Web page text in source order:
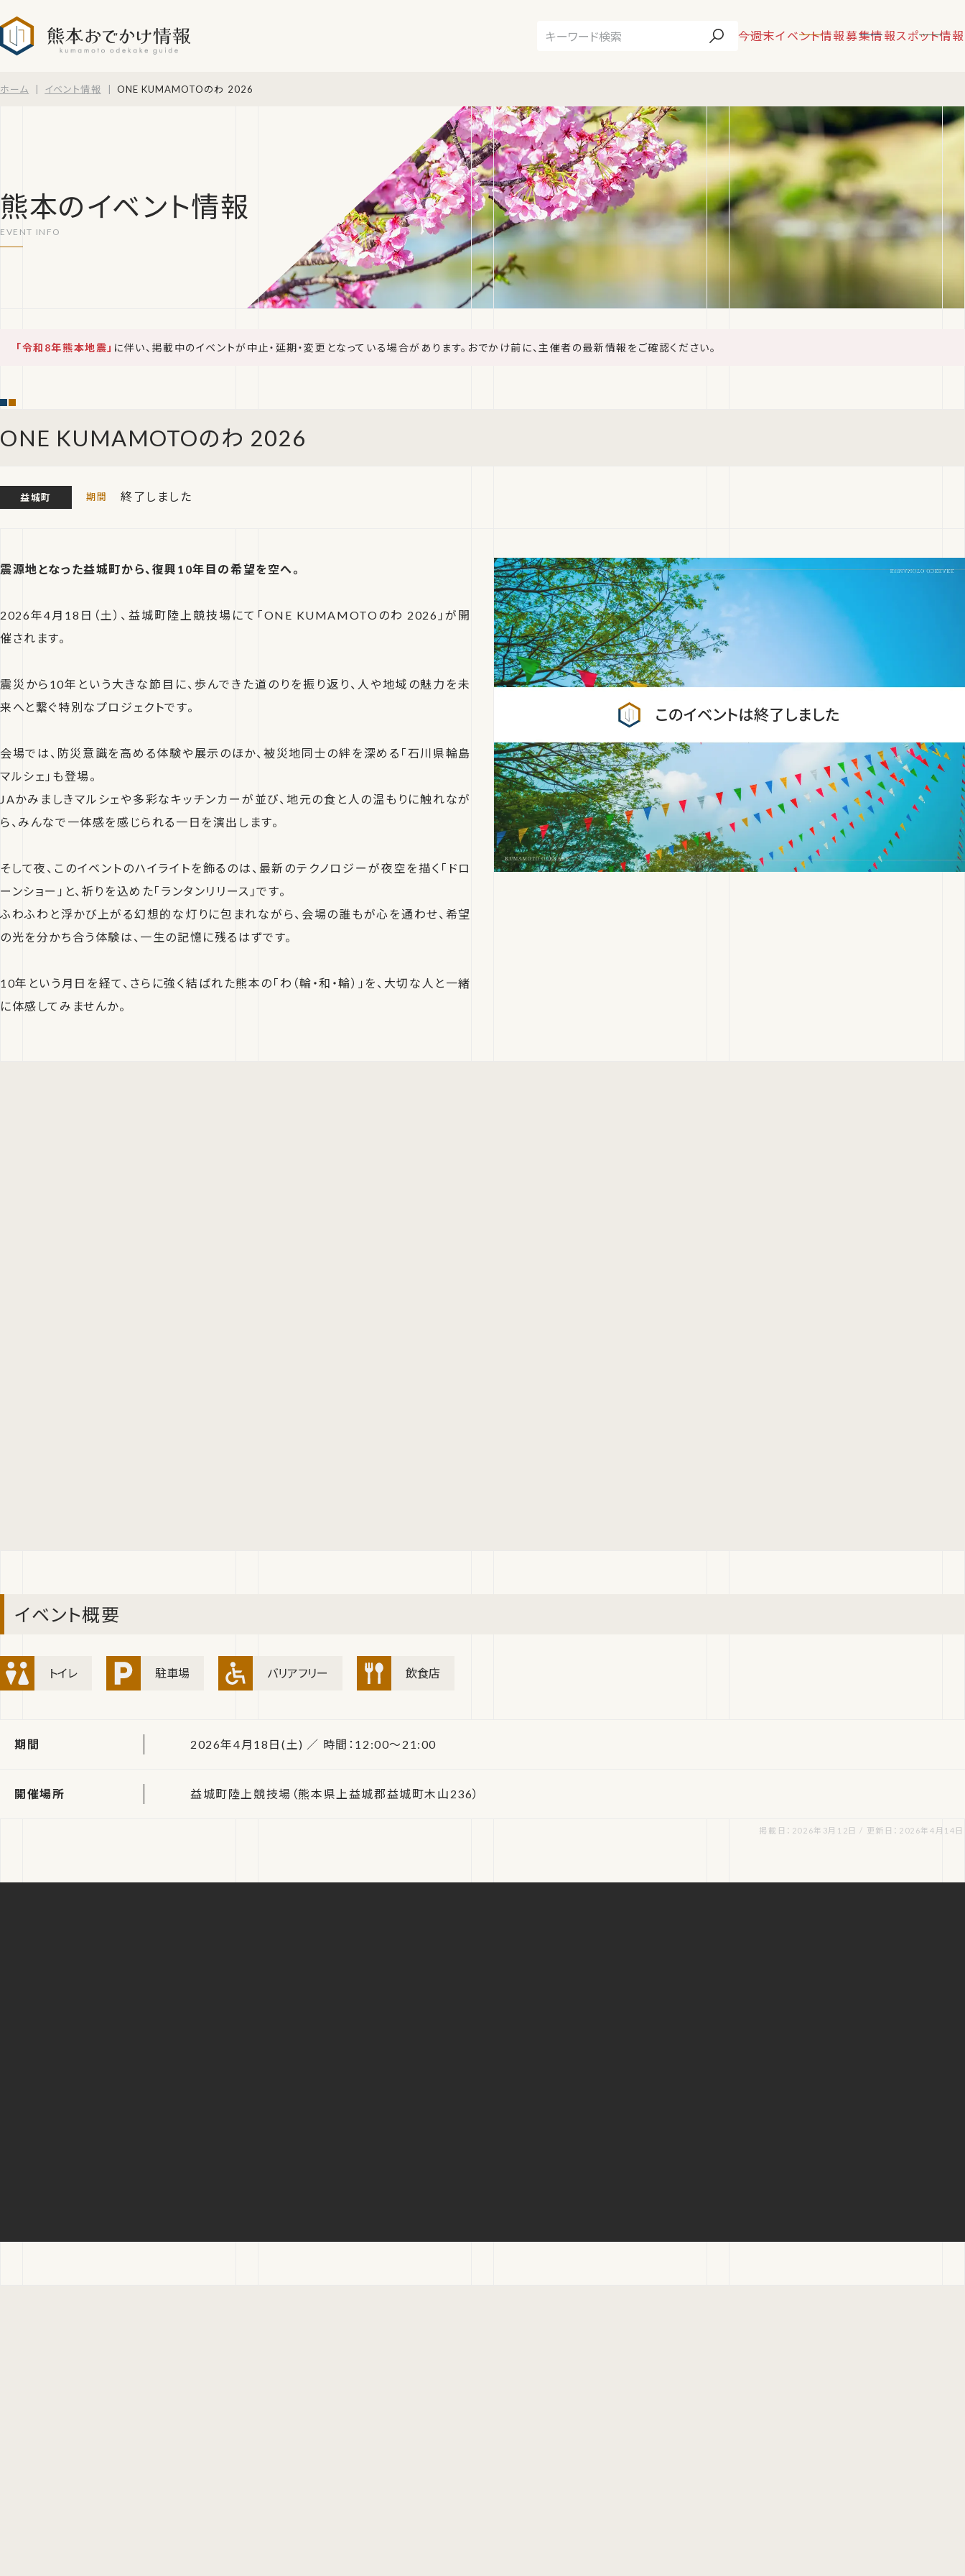
今週末イベント情報募集情報スポット情報
ホーム イベント情報 ONE KUMAMOTOのわ 2026
熊本のイベント情報
「令和8年熊本地震」 に伴い、掲載中のイベントが中止・延期・変更となっている場合があります。おでかけ前に、主催者の最新情報をご確認ください。
ONE KUMAMOTOのわ 2026
益城町 終了しました
震源地となった益城町から、復興10年目の希望を空へ。
2026年4月18日（土）、益城町陸上競技場にて「ONE KUMAMOTOのわ 2026」が開
催されます。
震災から10年という大きな節目に、歩んできた道のりを振り返り、人や地域の魅力を未
来へと繋ぐ特別なプロジェクトです。
会場では、防災意識を高める体験や展示のほか、被災地同士の絆を深める「石川県輪島
マルシェ」も登場。
JAかみましきマルシェや多彩なキッチンカーが並び、地元の食と人の温もりに触れなが
ら、みんなで一体感を感じられる一日を演出します。
そして夜、このイベントのハイライトを飾るのは、最新のテクノロジーが夜空を描く「ドロ
ーンショー」と、祈りを込めた「ランタンリリース」です。
ふわふわと浮かび上がる幻想的な灯りに包まれながら、会場の誰もが心を通わせ、希望
の光を分かち合う体験は、一生の記憶に残るはずです。
10年という月日を経て、さらに強く結ばれた熊本の「わ（輪・和・輪）」を、大切な人と一緒
に体感してみませんか。
イベント概要
トイレ 駐車場 バリアフリー 飲食店
期間 2026年4月18日(土) ／ 時間：12:00～21:00
開催場所 益城町陸上競技場（熊本県上益城郡益城町木山236）
掲載日：2026年3月12日 / 更新日：2026年4月14日